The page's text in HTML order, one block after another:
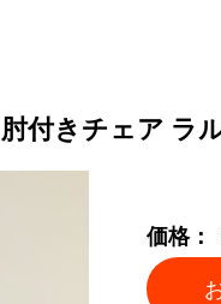
肘付きチェア
価格：